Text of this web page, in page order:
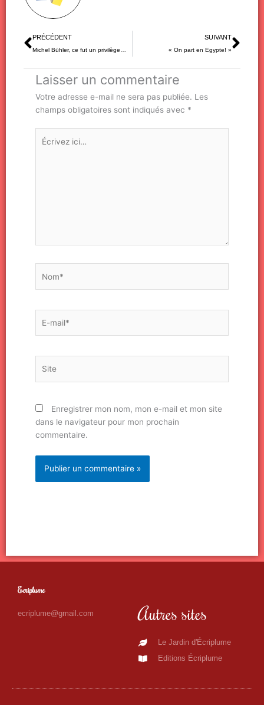
Précédent
PRÉCÉDENT
Michel Bühler, ce fut un privilège…
SUIVANT
« On part en Egypte! »
Laisser un commentaire
Votre adresse e-mail ne sera pas publiée. Les
champs obligatoires sont indiqués avec *
Écrivez
ici…
mail*
Enregistrer mon nom, mon e-mail et mon site
dans le navigateur pour mon prochain
commentaire.
Ecriplume
ecriplume@gmail.com Autres sites
Le Jardin d'Écriplume
Editions Écriplume